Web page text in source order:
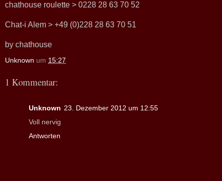
chathouse roulette > 0228 28 63 70 52
Chat-i Alem > +49 (0)228 28 63 70 51
by chathouse
Unknown um 15:27
1 Kommentar:
Unknown 23. Dezember 2012 um 12:55
Voll nervig
Antworten